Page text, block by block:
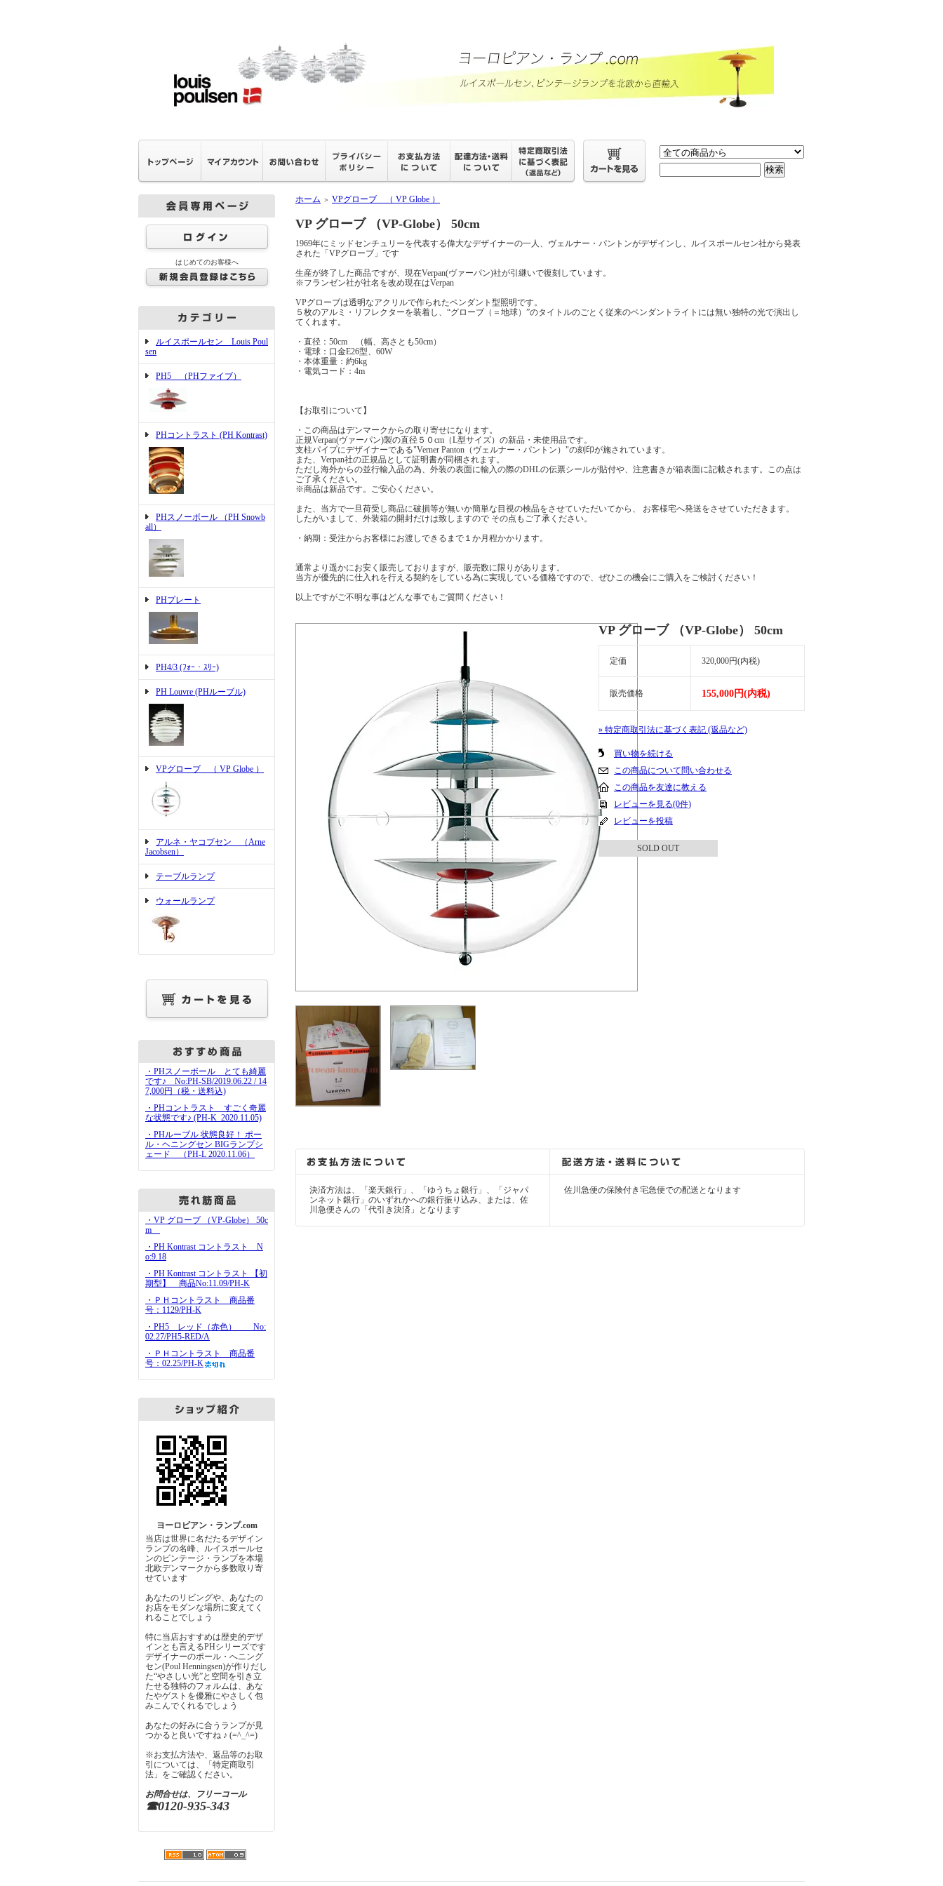
はじめてのお客様へ
ルイスポールセン Louis Poul
sen
PH5 （PHファイブ）
PHコントラスト (PH Kontrast)
PHスノーボール （PH Snowb
all）
PHプレート
PH4/3 (ﾌｫｰ・ｽﾘｰ)
PH Louvre (PHルーブル)
VPグローブ （ VP Globe ）
アルネ・ヤコブセン （Arne
Jacobsen）
テーブルランプ
ウォールランプ
・PHスノーボール とても綺麗
です♪ No:PH-SB/2019.06.22 / 14
7,000円（税・送料込)
・PHコントラスト すごく奇麗
な状態です♪ (PH-K_2020.11.05)
・PHルーブル 状態良好！ ポー
ル・ヘニングセン BIGランプシ
ェード （PH-L 2020.11.06）
・VP グローブ （VP-Globe） 50c
m
・PH Kontrast コントラスト N
o:9.18
・PH Kontrast コントラスト 【初
期型】 商品No:11.09/PH-K
・ＰＨコントラスト 商品番
号：1129/PH-K
・PH5 レッド（赤色） No:
02.27/PH5-RED/A
・ＰＨコントラスト 商品番
号：02.25/PH-K
ヨーロピアン・ランプ.com
当店は世界に名だたるデザイン
ランプの名峰、ルイスポールセ
ンのビンテージ・ランプを本場
北欧デンマークから多数取り寄
せています
あなたのリビングや、あなたの
お店をモダンな場所に変えてく
れることでしょう
特に当店おすすめは歴史的デザ
インとも言えるPHシリーズです
デザイナーのポール・へニング
セン(Poul Henningsen)が作りだし
た“やさしい光”と空間を引き立
たせる独特のフォルムは、あな
たやゲストを優雅にやさしく包
みこんでくれるでしょう
あなたの好みに合うランプが見
つかると良いですね ♪ (=^_^=)
※お支払方法や、返品等のお取
引については、「特定商取引
法」をご確認ください。
お問合せは、フリーコール
☎0120-935-343
ホーム ＞ VPグローブ （ VP Globe ）
VP グローブ （VP-Globe） 50cm
1969年にミッドセンチュリーを代表する偉大なデザイナーの一人、ヴェルナー・パントンがデザインし、ルイスポールセン社から発表
された「VPグローブ」です
生産が終了した商品ですが、現在Verpan(ヴァーパン)社が引継いで復刻しています。
※フランゼン社が社名を改め現在はVerpan
VPグローブは透明なアクリルで作られたペンダント型照明です。
５枚のアルミ・リフレクターを装着し、“グローブ（＝地球）”のタイトルのごとく従来のペンダントライトには無い独特の光で演出し
てくれます。
・直径：50cm （幅、高さとも50cm）
・電球：口金E26型、60W
・本体重量：約6kg
・電気コード：4m
【お取引について】
・この商品はデンマークからの取り寄せになります。
正規Verpan(ヴァーパン)製の直径５０cm（L型サイズ）の新品・未使用品です。
支柱パイプにデザイナーである"Verner Panton（ヴェルナー・パントン）"の刻印が施されています。
また、Verpan社の正規品として証明書が同梱されます。
ただし海外からの並行輸入品の為、外装の表面に輸入の際のDHLの伝票シールが貼付や、注意書きが箱表面に記載されます。この点は
ご了承ください。
※商品は新品です。ご安心ください。
また、当方で一旦荷受し商品に破損等が無いか簡単な目視の検品をさせていただいてから、 お客様宅へ発送をさせていただきます。
したがいまして、外装箱の開封だけは致しますので その点もご了承ください。
・納期：受注からお客様にお渡しできるまで１か月程かかります。
通常より遥かにお安く販売しておりますが、販売数に限りがあります。
当方が優先的に仕入れを行える契約をしている為に実現している価格ですので、ぜひこの機会にご購入をご検討ください！
以上ですがご不明な事はどんな事でもご質問ください！
VP グローブ （VP-Globe） 50cm
定価 320,000円(内税)
販売価格 155,000円(内税)
» 特定商取引法に基づく表記 (返品など)
買い物を続ける
この商品について問い合わせる
この商品を友達に教える
レビューを見る(0件)
レビューを投稿
SOLD OUT
決済方法は、「楽天銀行」、「ゆうちょ銀行」、「ジャパ
ンネット銀行」のいずれかへの銀行振り込み、または、佐
川急便さんの「代引き決済」となります
佐川急便の保険付き宅急便での配送となります